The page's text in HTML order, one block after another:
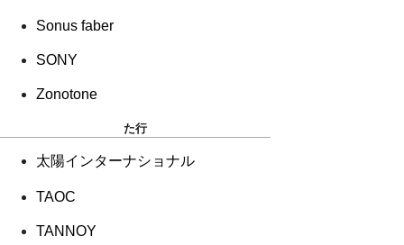
Sonus faber
SONY
Zonotone
た行
太陽インターナショナル
TAOC
TANNOY